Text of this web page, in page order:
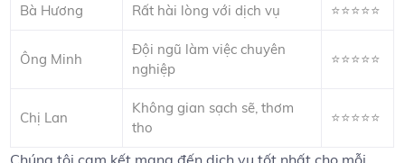
Bà Hương Rất hài lòng với​ dịch vụ ⭐️⭐️⭐️⭐️⭐️
Ông Minh
Đội ngũ làm việc chuyên
nghiệp
⭐️⭐️⭐️⭐️⭐️
Chị Lan
Không⁤ gian ⁣sạch‍ sẽ, thơm ​
tho
⭐️⭐️⭐️⭐️⭐️
Chúng tôi ⁣cam kết mang đến ⁢dịch​ vụ tốt⁣ nhất​ cho mỗi